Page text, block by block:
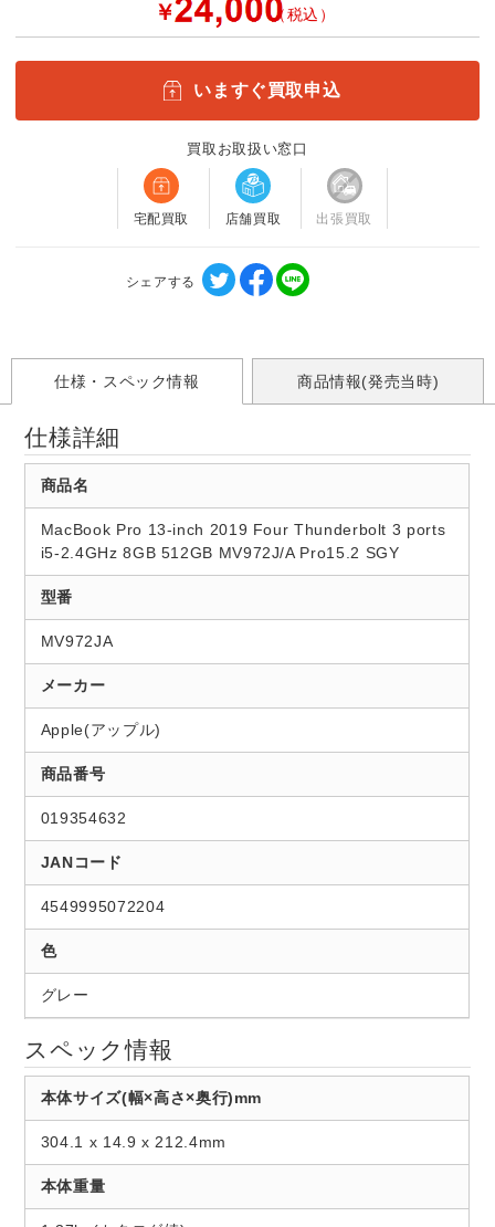
￥ （税込）
いますぐ買取申込
買取お取扱い窓口
宅配買取 店舗買取 出張買取
シェアする
仕様・スペック情報 商品情報(発売当時)
仕様詳細
商品名
MacBook Pro 13-inch 2019 Four Thunderbolt 3 ports
i5-2.4GHz 8GB 512GB MV972J/A Pro15.2 SGY
型番
MV972JA
メーカー
Apple(アップル)
商品番号
019354632
JANコード
4549995072204
色
グレー
スペック情報
本体サイズ(幅×高さ×奥行)mm
304.1 x 14.9 x 212.4mm
本体重量